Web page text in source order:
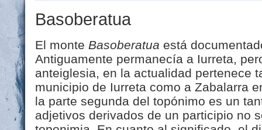
Basoberatua
El monte Basoberatua está
Antiguamente permanecía a Iurreta,
anteiglesia, en la actualidad pertenece
municipio de Iurreta como a Zabalarra
la parte segunda del topónimo es un
adjetivos derivados de un participio no